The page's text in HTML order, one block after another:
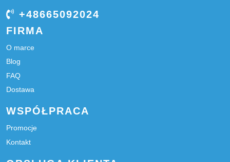
+48665092024
FIRMA
O marce
Blog
FAQ
Dostawa
WSPÓŁPRACA
Promocje
Kontakt